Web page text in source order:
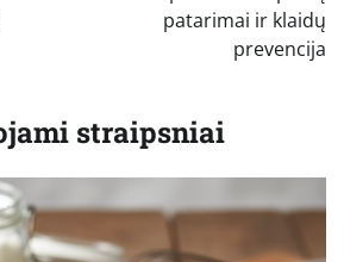
patarimai ir klaidų
prevencija
straipsniai